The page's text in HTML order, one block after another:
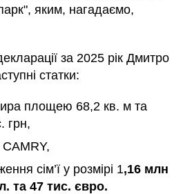
яким, нагадаємо,
за 2025 рік Дмитро
статки:
площею 68,2 кв. м та
грн,
CAMRY,
сім’ї у розмірі 1,16 млн
та 47 тис. євро.